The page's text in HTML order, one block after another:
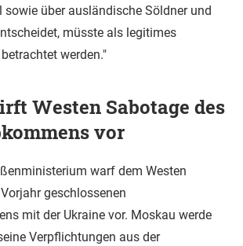
über ausländische Söldner und
müsste als legitimes
werden."
Westen Sabotage des
vor
warf dem Westen
geschlossenen
mit der Ukraine vor. Moskau werde
Verpflichtungen aus der